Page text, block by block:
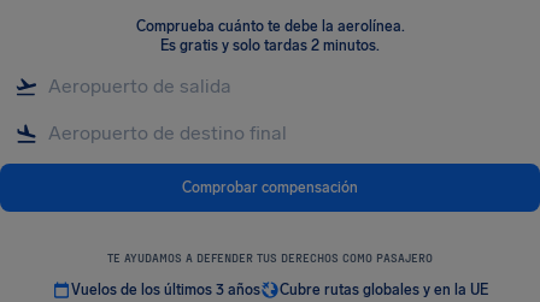
Comprueba cuánto te debe la aerolínea.
Es gratis y solo tardas 2 minutos.
Comprobar compensación
TE AYUDAMOS A DEFENDER TUS DERECHOS COMO PASAJERO
Vuelos de los últimos 3 años
Cubre rutas globales y en la UE